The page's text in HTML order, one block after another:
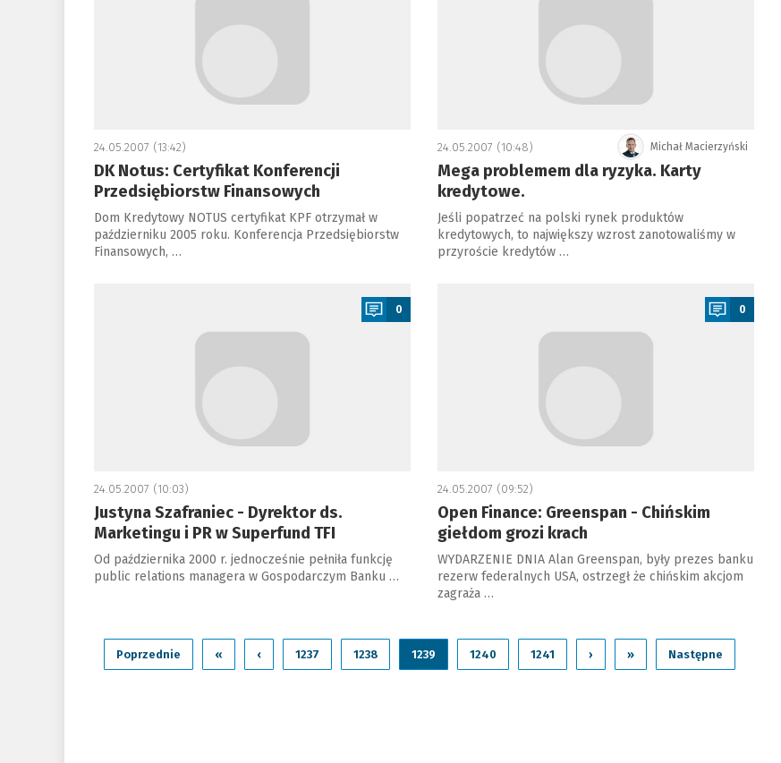
24.05.2007 (13:42)
DK Notus: Certyfikat Konferencji
Przedsiębiorstw Finansowych
Dom Kredytowy NOTUS certyfikat KPF otrzymał w
październiku 2005 roku. Konferencja Przedsiębiorstw
Finansowych, …
Michał Macierzyński
24.05.2007 (10:48)
Mega problemem dla ryzyka. Karty
kredytowe.
Jeśli popatrzeć na polski rynek produktów
kredytowych, to największy wzrost zanotowaliśmy w
przyroście kredytów …
0
24.05.2007 (10:03)
Justyna Szafraniec - Dyrektor ds.
Marketingu i PR w Superfund TFI
Od października 2000 r. jednocześnie pełniła funkcję
public relations managera w Gospodarczym Banku …
0
24.05.2007 (09:52)
Open Finance: Greenspan - Chińskim
giełdom grozi krach
WYDARZENIE DNIA Alan Greenspan, były prezes banku
rezerw federalnych USA, ostrzegł że chińskim akcjom
zagraża …
Poprzednie « ‹ 1237 1238 1239 1240 1241 › » Następne